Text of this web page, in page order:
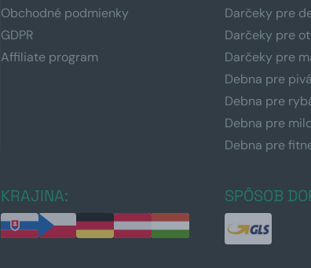
Obchodné podmienky
GDPR
Affiliate program
Darčeky pre
Darčeky pre
Darčeky pre
Debna pre
Debna pre
Debna pre
Debna pre
KRAJINA: SPÔSOB